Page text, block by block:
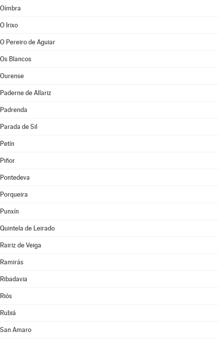
Oímbra
O Irixo
O Pereiro de Aguiar
Os Blancos
Ourense
Paderne de Allariz
Padrenda
Parada de Sil
Petín
Piñor
Pontedeva
Porqueira
Punxín
Quintela de Leirado
Rairiz de Veiga
Ramirás
Ribadavia
Riós
Rubiá
San Amaro